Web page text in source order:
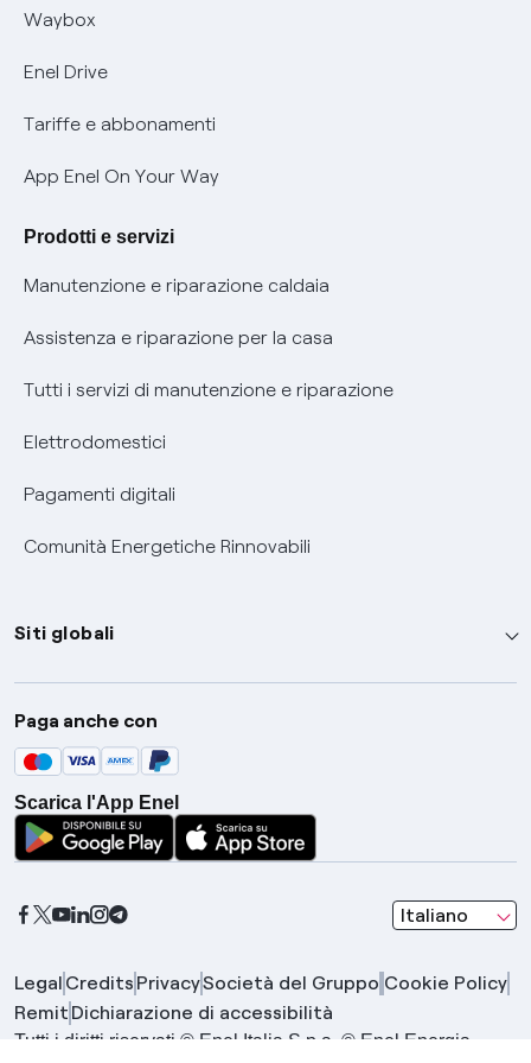
Offerta Tutela Vulnerabilità Gas
Mobilità Elettrica
Phishing e truffe online
Verifica chi ti ha chiamato
Informativa RAEE
Waybox
Enel Drive
Tariffe e abbonamenti
App Enel On Your Way
Prodotti e servizi
Manutenzione e riparazione caldaia
Assistenza e riparazione per la casa
Tutti i servizi di manutenzione e riparazione
Elettrodomestici
Pagamenti digitali
Comunità Energetiche Rinnovabili
Siti globali
Enel Group
Enel Green Power
Global Trading
Global Procurement
Gridspertise
Paga anche con
Scarica l'App Enel
Italiano
seleziona una
Legal Credits PrivacySocietà del Gruppo Cookie Policy
Remit Dichiarazione di accessibilità
Tutti i diritti riservati © Enel Italia S.p.a. © Enel Energia